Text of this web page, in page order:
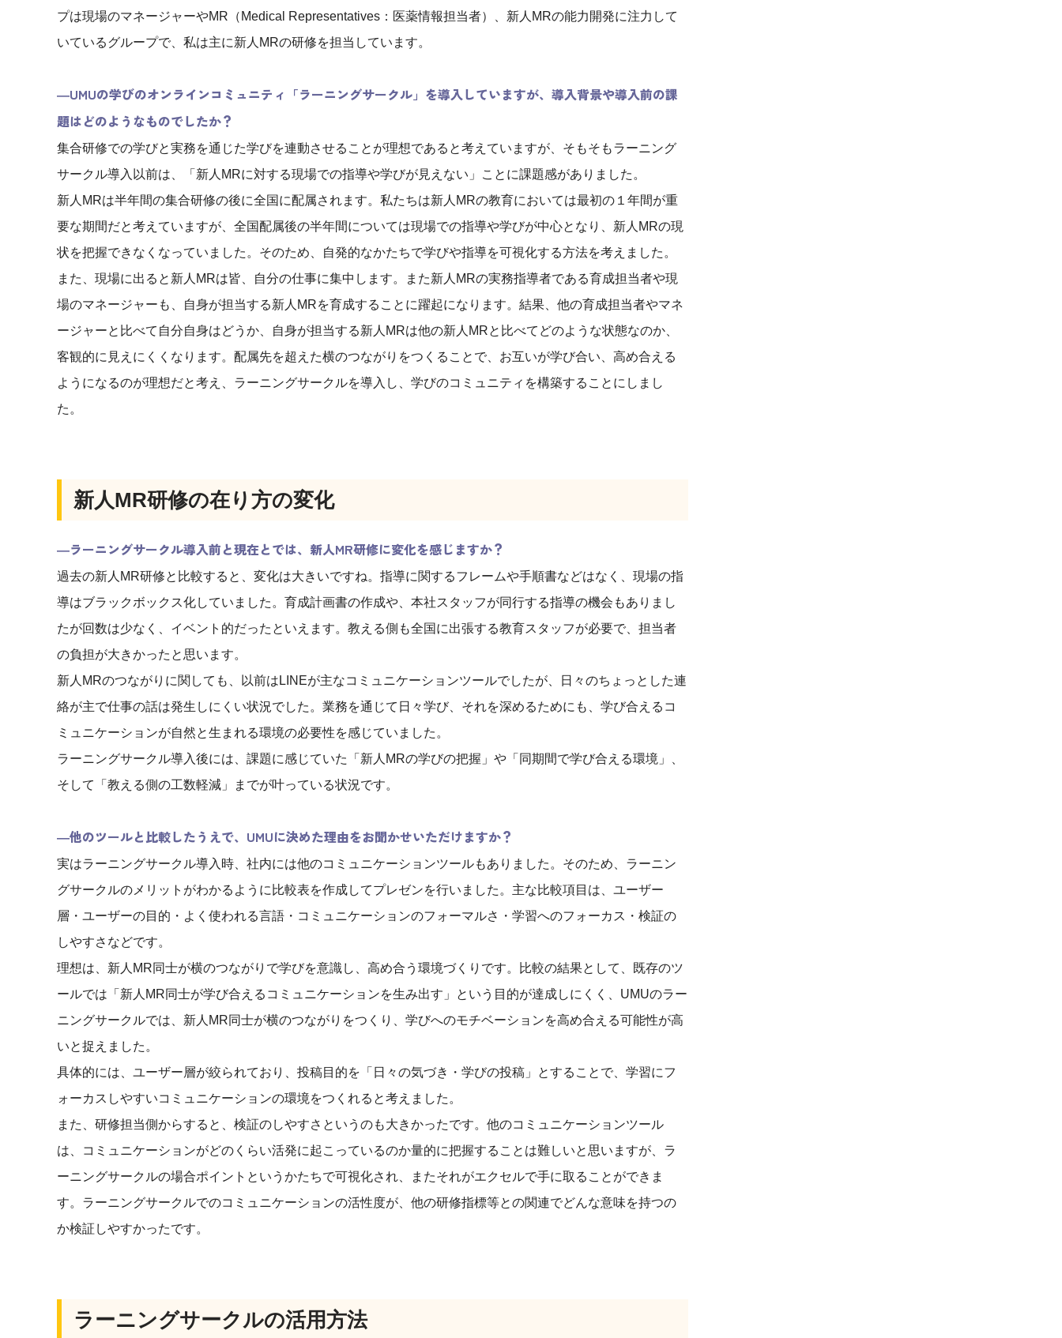
プは現場のマネージャーやMR（Medical Representatives：医薬情報担当者）、新人MRの能力開発に注力して
いているグループで、私は主に新人MRの研修を担当しています。
―UMUの学びのオンラインコミュニティ「ラーニングサークル」を導入していますが、導入背景や導入前の課
題はどのようなものでしたか？
集合研修での学びと実務を通じた学びを連動させることが理想であると考えていますが、そもそもラーニング
サークル導入以前は、「新人MRに対する現場での指導や学びが見えない」ことに課題感がありました。
新人MRは半年間の集合研修の後に全国に配属されます。私たちは新人MRの教育においては最初の１年間が重
要な期間だと考えていますが、全国配属後の半年間については現場での指導や学びが中心となり、新人MRの現
状を把握できなくなっていました。そのため、自発的なかたちで学びや指導を可視化する方法を考えました。
また、現場に出ると新人MRは皆、自分の仕事に集中します。また新人MRの実務指導者である育成担当者や現
場のマネージャーも、自身が担当する新人MRを育成することに躍起になります。結果、他の育成担当者やマネ
ージャーと比べて自分自身はどうか、自身が担当する新人MRは他の新人MRと比べてどのような状態なのか、
客観的に見えにくくなります。配属先を超えた横のつながりをつくることで、お互いが学び合い、高め合える
ようになるのが理想だと考え、ラーニングサークルを導入し、学びのコミュニティを構築することにしまし
た。
新人MR研修の在り方の変化
―ラーニングサークル導入前と現在とでは、新人MR研修に変化を感じますか？
過去の新人MR研修と比較すると、変化は大きいですね。指導に関するフレームや手順書などはなく、現場の指
導はブラックボックス化していました。育成計画書の作成や、本社スタッフが同行する指導の機会もありまし
たが回数は少なく、イベント的だったといえます。教える側も全国に出張する教育スタッフが必要で、担当者
の負担が大きかったと思います。
新人MRのつながりに関しても、以前はLINEが主なコミュニケーションツールでしたが、日々のちょっとした連
絡が主で仕事の話は発生しにくい状況でした。業務を通じて日々学び、それを深めるためにも、学び合えるコ
ミュニケーションが自然と生まれる環境の必要性を感じていました。
ラーニングサークル導入後には、課題に感じていた「新人MRの学びの把握」や「同期間で学び合える環境」、
そして「教える側の工数軽減」までが叶っている状況です。
―他のツールと比較したうえで、UMUに決めた理由をお聞かせいただけますか？
実はラーニングサークル導入時、社内には他のコミュニケーションツールもありました。そのため、ラーニン
グサークルのメリットがわかるように比較表を作成してプレゼンを行いました。主な比較項目は、ユーザー
層・ユーザーの目的・よく使われる言語・コミュニケーションのフォーマルさ・学習へのフォーカス・検証の
しやすさなどです。
理想は、新人MR同士が横のつながりで学びを意識し、高め合う環境づくりです。比較の結果として、既存のツ
ールでは「新人MR同士が学び合えるコミュニケーションを生み出す」という目的が達成しにくく、UMUのラー
ニングサークルでは、新人MR同士が横のつながりをつくり、学びへのモチベーションを高め合える可能性が高
いと捉えました。
具体的には、ユーザー層が絞られており、投稿目的を「日々の気づき・学びの投稿」とすることで、学習にフ
ォーカスしやすいコミュニケーションの環境をつくれると考えました。
また、研修担当側からすると、検証のしやすさというのも大きかったです。他のコミュニケーションツール
は、コミュニケーションがどのくらい活発に起こっているのか量的に把握することは難しいと思いますが、ラ
ーニングサークルの場合ポイントというかたちで可視化され、またそれがエクセルで手に取ることができま
す。ラーニングサークルでのコミュニケーションの活性度が、他の研修指標等との関連でどんな意味を持つの
か検証しやすかったです。
ラーニングサークルの活用方法